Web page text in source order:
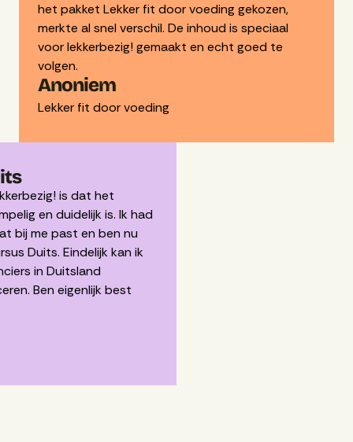
het pakket Lekker fit door voeding gekozen,
merkte al snel verschil. De inhoud is speciaal
voor lekkerbezig! gemaakt en echt goed te
volgen.
Anoniem
Lekker fit door voeding
is dat het
en duidelijk is. Ik had
bij me past en ben nu
Duits. Eindelijk kan ik
in Duitsland
Ben eigenlijk best